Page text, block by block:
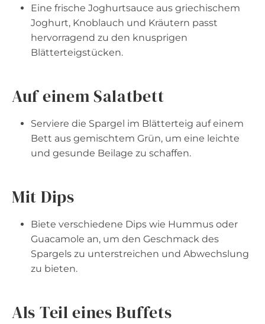
Eine frische Joghurtsauce aus griechischem
Joghurt, Knoblauch und Kräutern passt
hervorragend zu den knusprigen
Blätterteigstücken.
Auf einem Salatbett
Serviere die Spargel im Blätterteig auf einem
Bett aus gemischtem Grün, um eine leichte
und gesunde Beilage zu schaffen.
Mit Dips
Biete verschiedene Dips wie Hummus oder
Guacamole an, um den Geschmack des
Spargels zu unterstreichen und Abwechslung
zu bieten.
Als Teil eines Buffets